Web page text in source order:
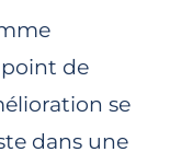
de
se
dans une